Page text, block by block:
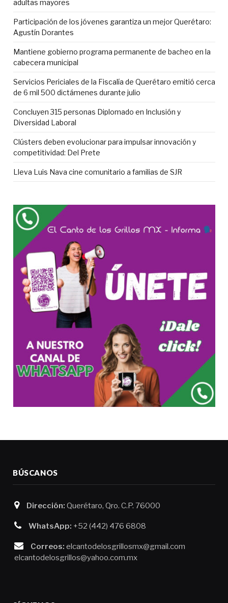
adultas mayores
Participación de los jóvenes garantiza un mejor Querétaro:
Agustín Dorantes
Mantiene gobierno programa permanente de bacheo en la
cabecera municipal
Servicios Periciales de la Fiscalía de Querétaro emitió cerca
de 6 mil 500 dictámenes durante julio
Concluyen 315 personas Diplomado en Inclusión y
Diversidad Laboral
Clústers deben evolucionar para impulsar innovación y
competitividad: Del Prete
Lleva Luis Nava cine comunitario a familias de SJR
BÚSCANOS
Dirección: Querétaro, Qro. C.P. 76000
WhatsApp: +52 (442) 476 6808
Correos: elcantodelosgrillosmx@gmail.com
elcantodelosgrillos@yahoo.com.mx